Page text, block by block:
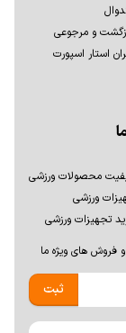
و مرجوعی
استار اسپورت
محصولات ورزشی
ورزشی
تجهیزات ورزشی
فروش های ويژه ما
ثبت